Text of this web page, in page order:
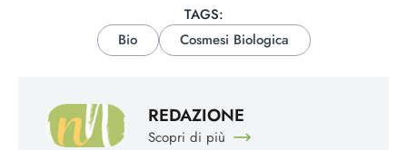
TAGS:
Bio
Cosmesi Biologica
REDAZIONE
Scopri di più